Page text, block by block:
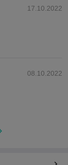
17.10.2022
08.10.2022